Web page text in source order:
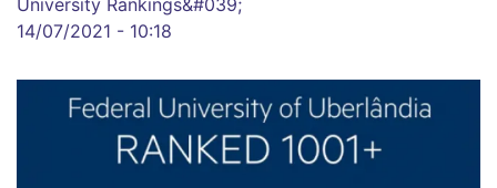
University Rankings&#039;
14/07/2021 - 10:18